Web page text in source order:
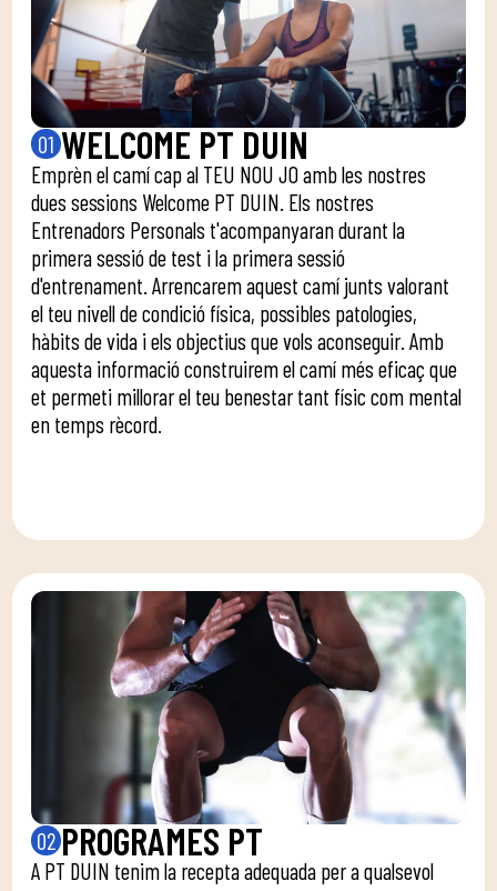
01 WELCOME PT DUIN
Emprèn el camí cap al TEU NOU JO amb les nostres
dues sessions Welcome PT DUIN. Els nostres
Entrenadors Personals t'acompanyaran durant la
primera sessió de test i la primera sessió
d'entrenament. Arrencarem aquest camí junts valorant
el teu nivell de condició física, possibles patologies,
hàbits de vida i els objectius que vols aconseguir. Amb
aquesta informació construirem el camí més eficaç que
et permeti millorar el teu benestar tant físic com mental
en temps rècord.
02 PROGRAMES PT
A PT DUIN tenim la recepta adequada per a qualsevol